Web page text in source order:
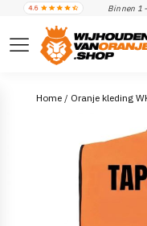
Binnen 1
Home/ Oranje kleding